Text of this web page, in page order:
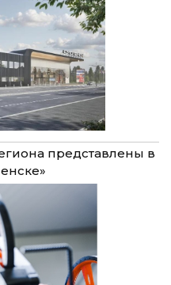
представлены в